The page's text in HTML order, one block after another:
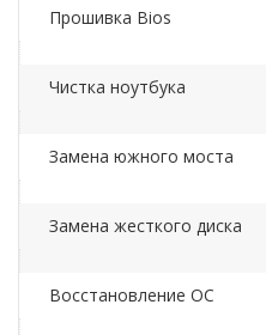
Прошивка Bios
Чистка ноутбука
Замена южного моста
Замена жесткого диска
Восстановление ОС